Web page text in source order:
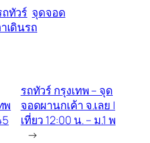
ทัวร์ จุดจอด
เดินรถ
พ
รถทัวร์ กรุงเทพ – จุด
จอดผานกเค้า จ.เลย |
เที่ยว 12:00 น. – ม.1 พ
→